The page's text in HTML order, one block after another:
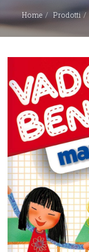
EDITORI
LIBRERIE
Home Prodotti